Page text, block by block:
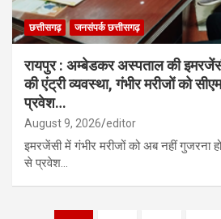
छत्तीसगढ़ जनसंपर्क छत्तीसगढ़
रायपुर : अम्बेडकर अस्पताल की
की एंट्री व्यवस्था, गंभीर मरीजों को
प्रवेश…
August 9, 2026 editor
इमरजेंसी में गंभीर मरीजों को अब नहीं गुजरना
से प्रवेश…